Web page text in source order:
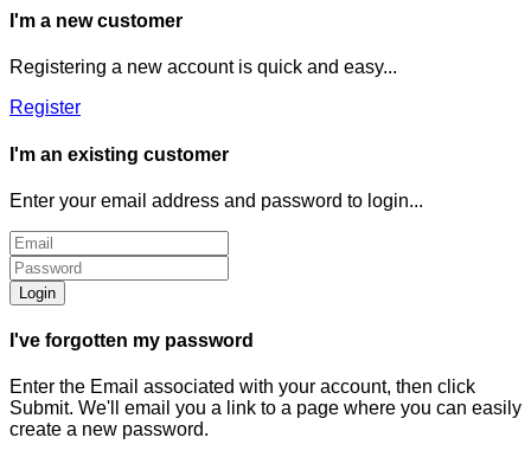
I'm a new customer
Registering a new account is quick and easy...
Register
I'm an existing customer
Enter your email address and password to login...
Login
I've forgotten my password
Enter the Email associated with your account, then click
Submit. We'll email you a link to a page where you can easily
create a new password.